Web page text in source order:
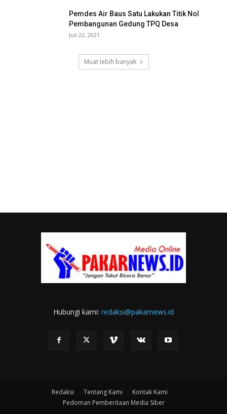
Pemdes Air Baus Satu Lakukan Titik Nol
Pembangunan Gedung TPQ Desa
Juli 22, 2021
Muat lebih banyak
Hubungi kami: redaksi@pakarnews.id
Redaksi Tentang Kami
Kontak Kami
Pedoman Pemberitaan Media Siber